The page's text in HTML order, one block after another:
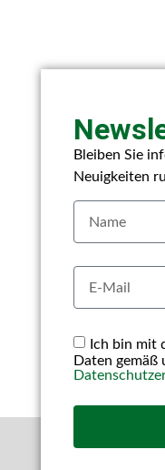
Bleiben Sie
Neuigkeiten
Ich bin mit
Daten gemäß